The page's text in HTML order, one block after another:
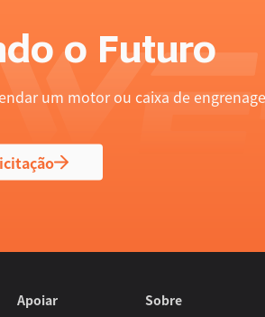
o Futuro
um motor ou caixa de
Sobre
Apoiar